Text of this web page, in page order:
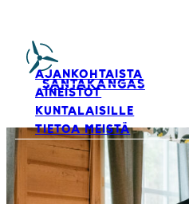
SANTAKANGAS
AJANKOHTAISTA
AINEISTOT
KUNTALAISILLE
TIETOA MEISTÄ